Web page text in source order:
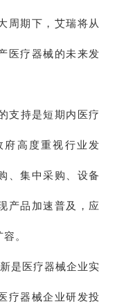
周期下，艾瑞将从
医疗器械的未来发
支持是短期内医疗
府高度重视行业发
、集中采购、设备
产品加速普及，应
。
是医疗器械企业实
疗器械企业研发投